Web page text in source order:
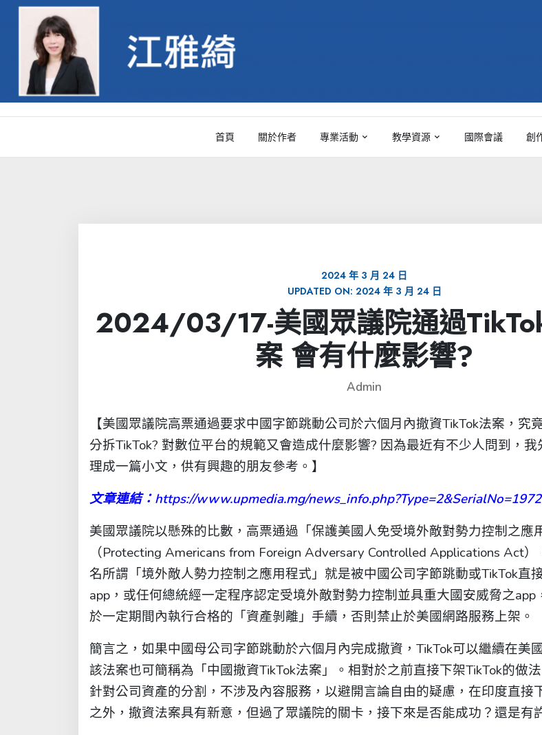
Skip
content
首頁 關於作者 專業活動 教學資源 國際會議 創
2024 年 3 月 24 日
UPDATED ON: 2024 年 3 月 24 日
2024/03/17-美國眾議院通過
案 會有什麼影響?
Admin
【美國眾議院高票通過要求中國字節跳動公司於六個月內撤資TikTok法案，究
分拆TikTok? 對數位平台的規範又會造成什麼影響? 因為最近有不少人問到，
理成一篇小文，供有興趣的朋友參考。】
文章連結：https://www.upmedia.mg/
美國眾議院以懸殊的比數，高票通過「保護美國人免受境外敵對勢力控制之應
（Protecting Americans from Foreign Adversary Controlled Applications Act
名所謂「境外敵人勢力控制之應用程式」就是被中國公司字節跳動或TikTok直
app，或任何總統經一定程序認定受境外敵對勢力控制並具重大國安威脅之app
於一定期間內執行合格的「資產剝離」手續，否則禁止於美國網路服務上架。
簡言之，如果中國母公司字節跳動於六個月內完成撤資，TikTok可以繼續在美
該法案也可簡稱為「中國撤資TikTok法案」。相對於之前直接下架TikTok的做
針對公司資產的分割，不涉及內容服務，以避開言論自由的疑慮，在印度直接
之外，撤資法案具有新意，但過了眾議院的關卡，接下來是否能成功？還是有